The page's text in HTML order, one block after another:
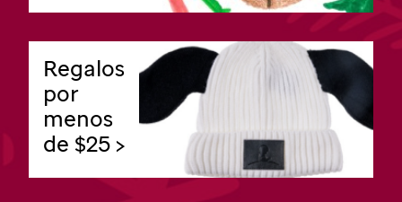
Regalos
por
menos
de $25 >